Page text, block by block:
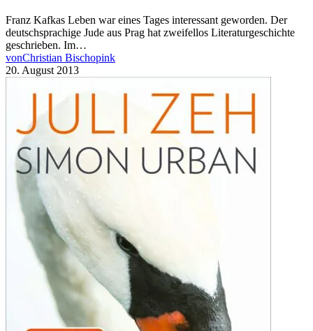
Franz Kafkas Leben war eines Tages interessant geworden. Der
deutschsprachige Jude aus Prag hat zweifellos Literaturgeschichte
geschrieben. Im…
vonChristian Bischopink
20. August 2013